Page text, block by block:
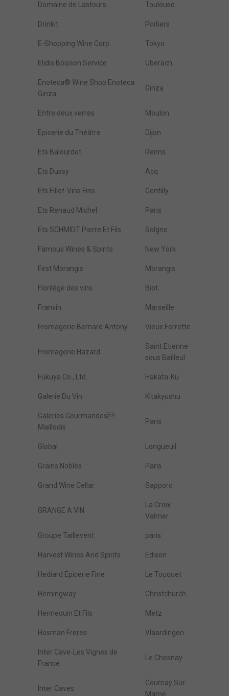
Domaine de Lastours Toulouse
Drinkit Poitiers
E-Shopping Wine Corp. Tokyo
Elidis Boisson Service Uberach
Enoteca® Wine Shop Enoteca
Ginza
Ginza
Entre deux verres Moulon
Epicerie du Théâtre Dijon
Ets Balourdet Reims
Ets Dussy Acq
Ets Fillot-Vins Fins Gentilly
Ets Renaud Michel Paris
Ets SCHMIDT Pierre Et Fils Solgne
Famous Wines & Spirits New York
First Morangis Morangis
Florilège des vins Biot
Franvin Marseille
Fromagerie Bernard Antony Vieux Ferrette
Fromagerie Hazard
Saint Etienne
sous Bailleul
Fukuya Co., Ltd. Hakata-Ku
Galerie Du Vin Kitakyushu
Galeries Gourmandes
Maillodis
Paris
Global Longueuil
Grains Nobles Paris
Grand Wine Cellar Sapporo
GRANGE A VIN
La Croix
Valmer
Groupe Taillevent paris
Harvest Wines And Spirits Edison
Hediard Epicerie Fine Le Touquet
Hemingway Christchurch
Hennequin Et Fils Metz
Hosman Freres Vlaardingen
Inter Cave-Les Vignes de
France
Le Chesnay
Inter Caves
Gournay Sur
Marne